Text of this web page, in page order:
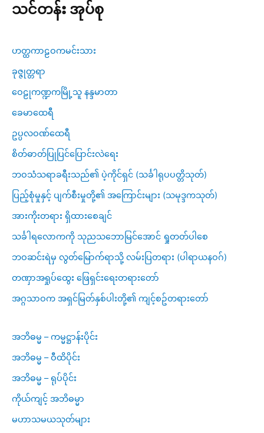
သင်တန်း အုပ်စု
ဟတ္ထကာဠဝကမင်းသား
ခုဇ္ဇုတ္တရာ
ဝေဠုကဏ္ဍကမြို့သူ နန္ဒမာတာ
ခေမာထေရီ
ဥပ္ပလဝဏ်ထေရီ
စိတ်ဓာတ်ပြုပြင်ပြောင်းလဲရေး
ဘဝသံသရာခရီးသည်၏ ပဲ့ကိုင်ရှင် (သင်္ခါရုပပတ္တိသုတ်)
ပြည့်စုံမှုနှင့် ပျက်စီးမှုတို့၏ အကြောင်းများ (သမုဒ္ဒကသုတ်)
အားကိုးတရား ရှိထားစေချင်
သင်္ခါရလောကကို သုညသဘောမြင်အောင် ရှုတတ်ပါစေ
ဘဝဆင်းရဲမှ လွတ်မြောက်ရာသို့ လမ်းပြတရား (ပါရာယနဝဂ်)
တဏှာအရှုပ်ထွေး ဖြေရှင်းရေးတရားတော်
အဂ္ဂသာဝက အရှင်မြတ်နှစ်ပါးတို့၏ ကျင့်စဥ်တရားတော်
အဘိဓမ္မ – ကမ္မဋ္ဌာန်းပိုင်း
အဘိဓမ္မ – ဝီထိပိုင်း
အဘိဓမ္မ – ရုပ်ပိုင်း
ကိုယ်ကျင့် အဘိဓမ္မာ
မဟာသမယသုတ်များ